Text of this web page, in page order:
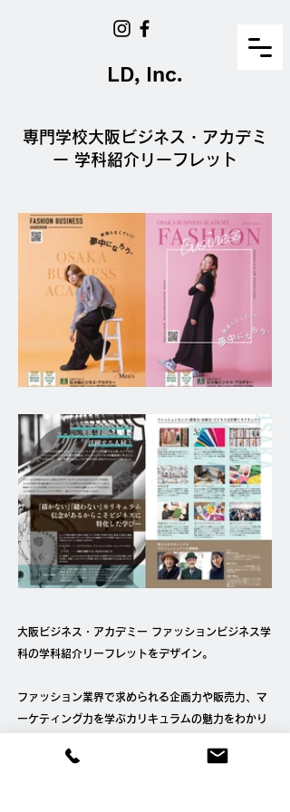
LD, Inc.
専門学校大阪ビジネス・アカデミ
ー 学科紹介リーフレット
大阪ビジネス・アカデミー ファッションビジネス学
科の学科紹介リーフレットをデザイン。
ファッション業界で求められる企画力や販売力、マ
ーケティング力を学ぶカリキュラムの魅力をわかり